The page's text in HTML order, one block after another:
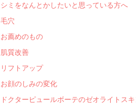
シミをなんとかしたいと思っている方へ
毛穴
お薦めのもの
肌質改善
リフトアップ
お顔のしみの変化
ドクターピュールボーテのゼオライトス